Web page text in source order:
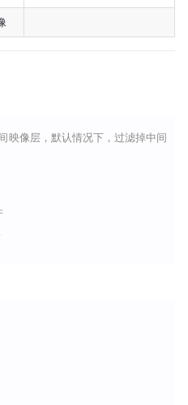
映像层，默认情况下，过滤掉中间